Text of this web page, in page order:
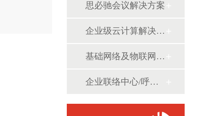
思必驰会议解决方案
企业级云计算解决方案
基础网络及物联网方案
企业联络中心/呼叫中心